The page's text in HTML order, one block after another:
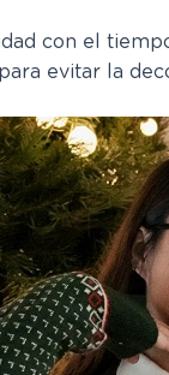
con el
evitar la